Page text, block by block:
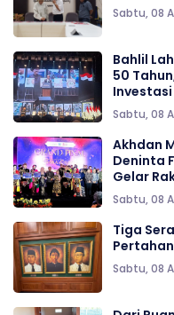
Sabtu, 08
Bahlil
50
Investasi
Sabtu, 08
Akhdan
Deninta
Gelar
Sabtu, 08
Tiga
Sabtu, 08